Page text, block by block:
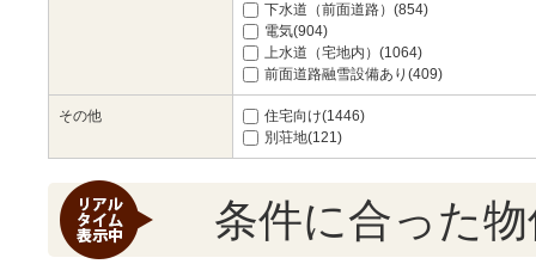
下水道（前面道路）(854)
電気(904)
上水道（宅地内）(1064)
前面道路融雪設備あり(409)
その他
住宅向け(1446)
別荘地(121)
条件に合った